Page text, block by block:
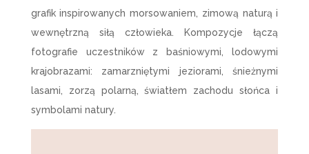
grafik inspirowanych morsowaniem, zimową naturą i
wewnętrzną siłą człowieka. Kompozycje łączą
fotografie uczestników z baśniowymi, lodowymi
krajobrazami: zamarzniętymi jeziorami, śnieżnymi
lasami, zorzą polarną, światłem zachodu słońca i
symbolami natury.